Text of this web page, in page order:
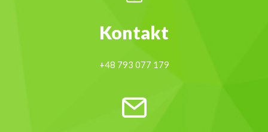
Kontakt
+48 793 077 179